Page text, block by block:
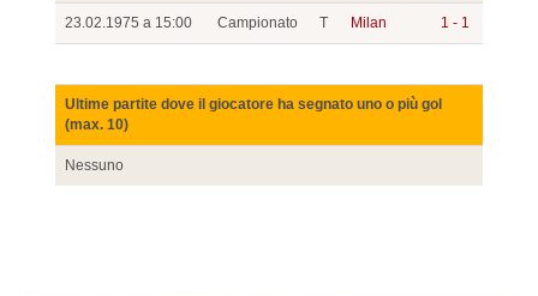
23.02.1975 a 15:00 Campionato T Milan 1 - 1
Ultime partite dove il giocatore ha segnato uno o più gol
(max. 10)
Nessuno